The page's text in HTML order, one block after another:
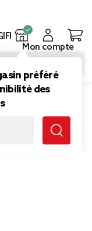
préféré
des
Mon compte